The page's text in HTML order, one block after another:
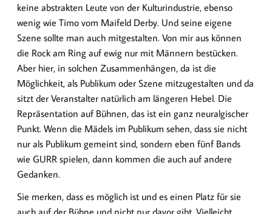
keine abstrakten Leute von der Kulturindustrie, ebenso
wenig wie Timo vom Maifeld Derby. Und seine eigene
Szene sollte man auch mitgestalten. Von mir aus können
die Rock am Ring auf ewig nur mit Männern bestücken.
Aber hier, in solchen Zusammenhängen, da ist die
Möglichkeit, als Publikum oder Szene mitzugestalten und da
sitzt der Veranstalter natürlich am längeren Hebel. Die
Repräsentation auf Bühnen, das ist ein ganz neuralgischer
Punkt. Wenn die Mädels im Publikum sehen, dass sie nicht
nur als Publikum gemeint sind, sondern eben fünf Bands
wie GURR spielen, dann kommen die auch auf andere
Gedanken.
Sie merken, dass es möglich ist und es einen Platz für sie